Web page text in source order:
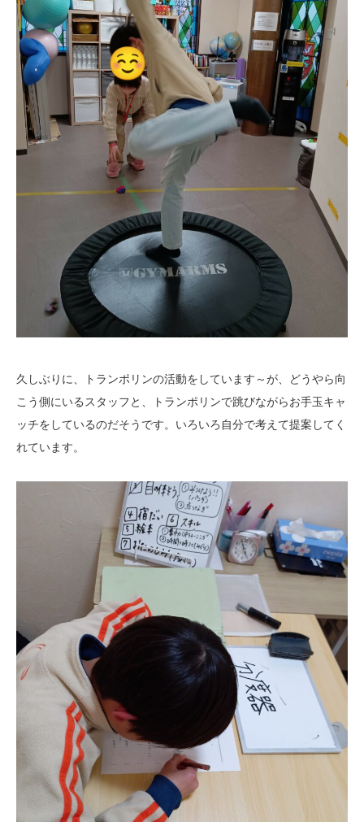
久しぶりに、トランポリンの活動をしています～が、どうやら向
こう側にいるスタッフと、トランポリンで跳びながらお手玉キャ
ッチをしているのだそうです。いろいろ自分で考えて提案してく
れています。